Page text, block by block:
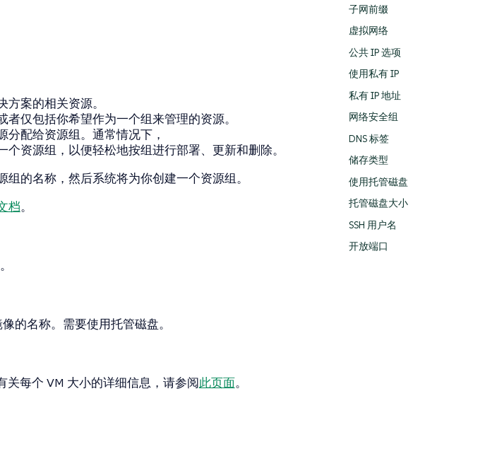
子网前缀
虚拟网络
公共 IP 选项
使用私有 IP
私有 IP 地址
网络安全组
DNS 标签
储存类型
使用托管磁盘
托管磁盘大小
SSH 用户名
开放端口
案的相关资源。
仅包括你希望作为一个组来管理的资源。
配给资源组。通常情况下，
资源组，以便轻松地按组进行部署、更新和删除。
的名称，然后系统将为你创建一个资源组。
档。
的名称。需要使用托管磁盘。
关每个 VM 大小的详细信息，请参阅此页面。